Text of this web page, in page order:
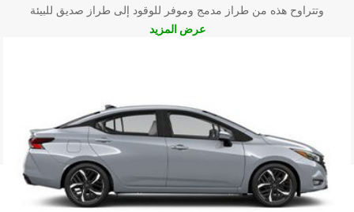
وتتراوح هذه من طراز مدمج وموفر للوقود إلى طراز صديق للبيئة
عرض المزيد